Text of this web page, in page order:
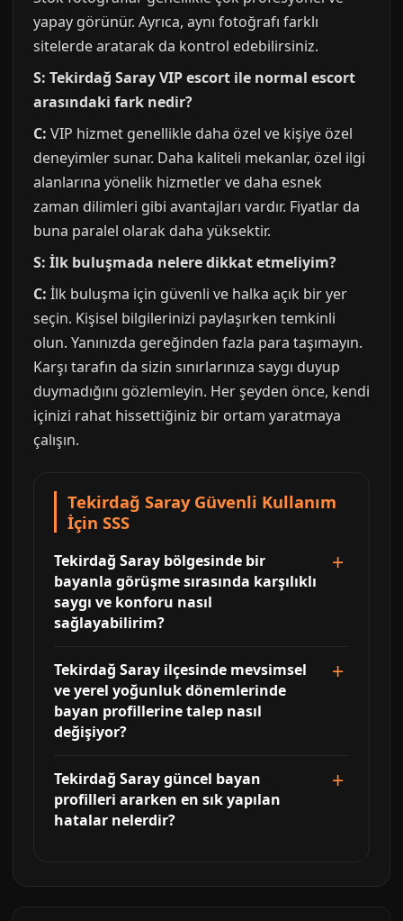
yapay görünür. Ayrıca, aynı fotoğrafı farklı
sitelerde aratarak da kontrol edebilirsiniz.
S: Tekirdağ Saray VIP escort ile normal escort
arasındaki fark nedir?
C: VIP hizmet genellikle daha özel ve kişiye özel
deneyimler sunar. Daha kaliteli mekanlar, özel ilgi
alanlarına yönelik hizmetler ve daha esnek
zaman dilimleri gibi avantajları vardır. Fiyatlar da
buna paralel olarak daha yüksektir.
S: İlk buluşmada nelere dikkat etmeliyim?
C: İlk buluşma için güvenli ve halka açık bir yer
seçin. Kişisel bilgilerinizi paylaşırken temkinli
olun. Yanınızda gereğinden fazla para taşımayın.
Karşı tarafın da sizin sınırlarınıza saygı duyup
duymadığını gözlemleyin. Her şeyden önce, kendi
içinizi rahat hissettiğiniz bir ortam yaratmaya
çalışın.
Tekirdağ Saray Güvenli Kullanım
İçin SSS
Tekirdağ Saray bölgesinde bir
bayanla görüşme sırasında karşılıklı
saygı ve konforu nasıl
sağlayabilirim?
Tekirdağ Saray ilçesinde mevsimsel
ve yerel yoğunluk dönemlerinde
bayan profillerine talep nasıl
değişiyor?
Tekirdağ Saray güncel bayan
profilleri ararken en sık yapılan
hatalar nelerdir?